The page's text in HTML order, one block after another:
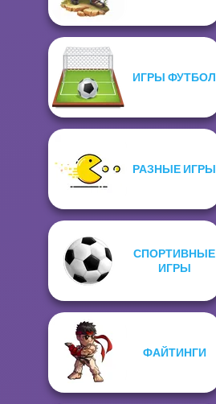
ИГРЫ ФУТБОЛ
РАЗНЫЕ ИГРЫ
СПОРТИВНЫЕ
ИГРЫ
ФАЙТИНГИ